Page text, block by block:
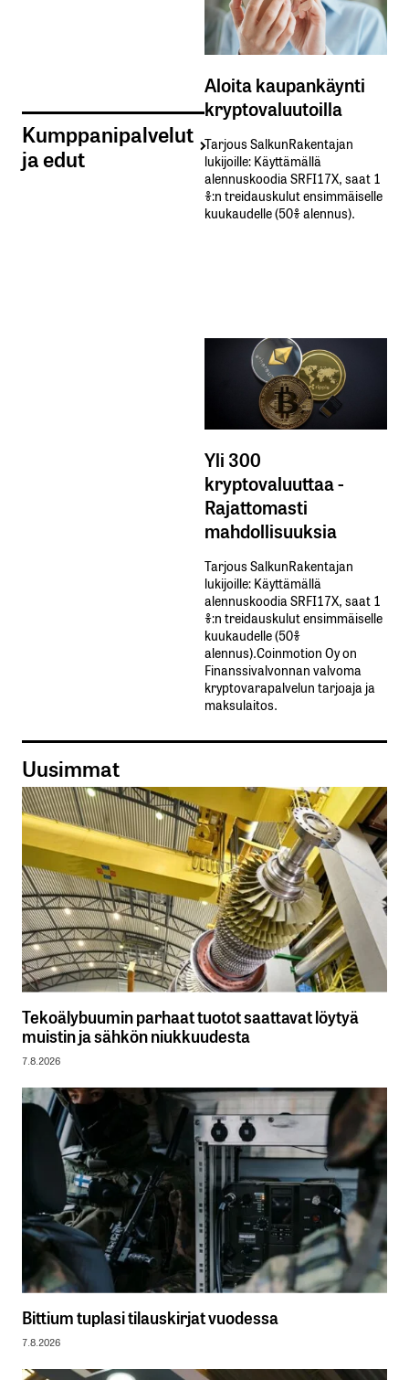
Kumppanipalvelut
ja edut
Aloita kaupankäynti
kryptovaluutoilla
Tarjous SalkunRakentajan
lukijoille: Käyttämällä​ ​
alennuskoodia​ ​SRFI17X,​ ​saat​ ​1
%:n treidauskulut​ ​ensimmäiselle​ ​
kuukaudelle​ ​(50%​ ​alennus).
Yli 300
kryptovaluuttaa -
Rajattomasti
mahdollisuuksia
Tarjous SalkunRakentajan
lukijoille: Käyttämällä​ ​
alennuskoodia​ ​SRFI17X,​ ​saat​ ​1
%:n treidauskulut​ ​ensimmäiselle​ ​
kuukaudelle​ ​(50%​ ​
alennus).Coinmotion Oy on
Finanssivalvonnan valvoma
kryptovarapalvelun tarjoaja ja
maksulaitos.
Uusimmat
Tekoälybuumin parhaat tuotot saattavat löytyä
muistin ja sähkön niukkuudesta
7.8.2026
Bittium tuplasi tilauskirjat vuodessa
7.8.2026